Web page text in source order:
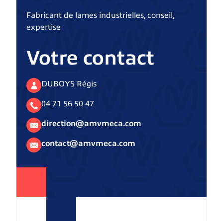
Fabricant de lames industrielles, conseil,
expertise
Votre contact
DUBOYS Régis
04 71 56 50 47
direction@amvmeca.com
contact@amvmeca.com